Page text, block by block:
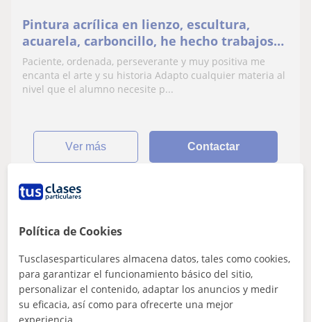
Pintura acrílica en lienzo, escultura,
acuarela, carboncillo, he hecho trabajos
de todo tipo
Paciente, ordenada, perseverante y muy positiva me
encanta el arte y su historia Adapto cualquier materia al
nivel que el alumno necesite p...
ver más Contactar
10
Getafe
Pintura
Política de Cookies
Tusclasesparticulares almacena datos, tales como cookies,
para garantizar el funcionamiento básico del sitio,
personalizar el contenido, adaptar los anuncios y medir
su eficacia, así como para ofrecerte una mejor
experiencia.